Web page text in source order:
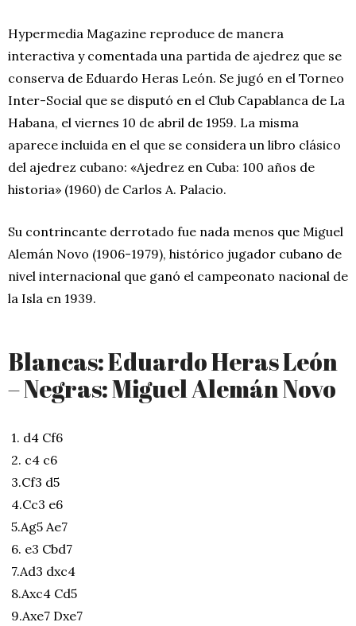
Hypermedia Magazine reproduce de manera
interactiva y comentada una partida de ajedrez que se
conserva de Eduardo Heras León. Se jugó en el Torneo
Inter-Social que se disputó en el Club Capablanca de La
Habana, el viernes 10 de abril de 1959. La misma
aparece incluida en el que se considera un libro clásico
del ajedrez cubano: «Ajedrez en Cuba: 100 años de
historia» (1960) de Carlos A. Palacio.
Su contrincante derrotado fue nada menos que Miguel
Alemán Novo (1906-1979), histórico jugador cubano de
nivel internacional que ganó el campeonato nacional de
la Isla en 1939.
Blancas: Eduardo Heras León
– Negras: Miguel Alemán Novo
1. d4 Cf6
2. c4 c6
3.Cf3 d5
4.Cc3 e6
5.Ag5 Ae7
6. e3 Cbd7
7.Ad3 dxc4
8.Axc4 Cd5
9.Axe7 Dxe7